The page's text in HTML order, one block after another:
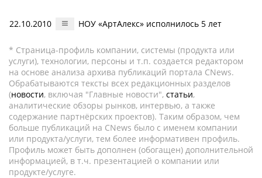
22.10.2010 НОУ «АртАлекс» исполнилось 5 лет
* Страница-профиль компании, системы (продукта или
услуги), технологии, персоны и т.п. создается редактором
на основе анализа архива публикаций портала CNews.
Обрабатываются тексты всех редакционных разделов
(новости, включая "Главные новости", статьи,
аналитические обзоры рынков, интервью, а также
содержание партнёрских проектов). Таким образом, чем
больше публикаций на CNews было с именем компании
или продукта/услуги, тем более информативен профиль.
Профиль может быть дополнен (обогащен) дополнительной
информацией, в т.ч. презентацией о компании или
продукте/услуге.